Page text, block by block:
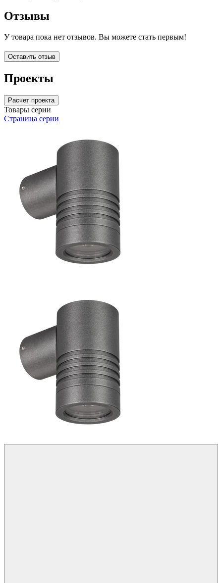
Отзывы
У товара пока нет отзывов. Вы можете стать первым!
Оставить отзыв
Проекты
Расчет проекта
Товары серии
Страница серии